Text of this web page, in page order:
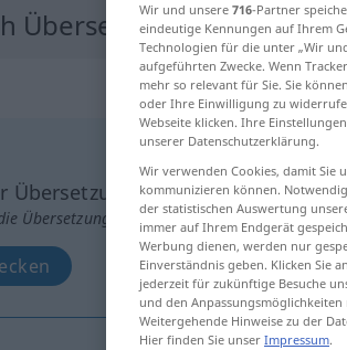
Übersetzung
Übersetzungen
Übersetzung anklicken/antippen)
Wir und unsere 716-Partner
eindeutige Kennungen auf Ihrem
Technologien für die unter „Wir
aufgeführten Zwecke. Wenn
mehr so relevant für Sie. Sie
oder Ihre Einwilligung zu
Webseite klicken. Ihre
unserer Datenschutzerklärung.
Wir verwenden Cookies, damit Sie
kommunizieren können.
der statistischen Auswertung
immer auf Ihrem Endgerät
Werbung dienen, werden nur
Einverständnis geben. Klicken Sie
jederzeit für zukünftige Besuche
und den
Weitergehende Hinweise zu der
Hier finden Sie unser Impressum.